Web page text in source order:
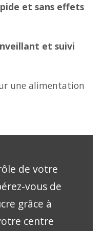
et sans effets
et suivi
une alimentation
de votre
vous de
grâce à
centre